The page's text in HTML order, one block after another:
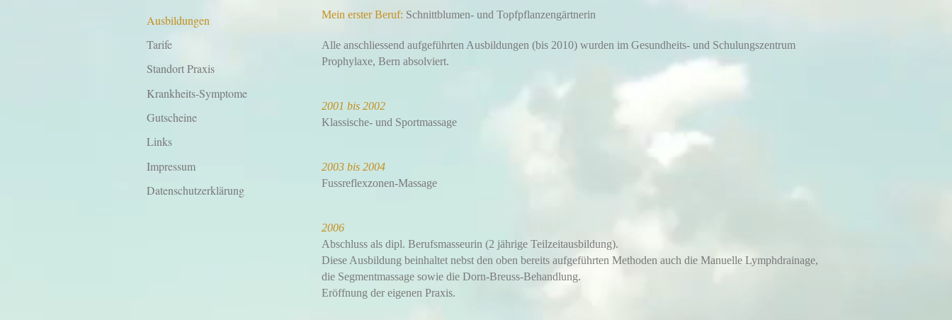
Ausbildungen
Tarife
Standort Praxis
Krankheits-Symptome
Gutscheine
Links
Impressum
Datenschutzerklärung
Mein erster Beruf: Schnittblumen- und Topfpflanzengärtnerin
Alle anschliessend aufgeführten Ausbildungen (bis 2010) wurden im Gesundheits- und Schulungszentrum
Prophylaxe, Bern absolviert.
2001 bis 2002
Klassische- und Sportmassage
2003 bis 2004
Fussreflexzonen-Massage
2006
Abschluss als dipl. Berufsmasseurin (2 jährige Teilzeitausbildung).
Diese Ausbildung beinhaltet nebst den oben bereits aufgeführten Methoden auch die Manuelle Lymphdrainage,
die Segmentmassage sowie die Dorn-Breuss-Behandlung.
Eröffnung der eigenen Praxis.